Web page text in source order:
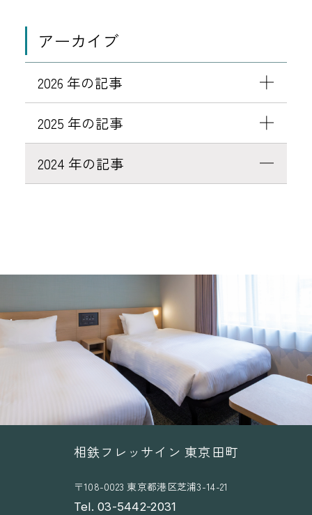
アーカイブ
2026 年の記事
2025 年の記事
2024 年の記事
相鉄フレッサイン 東京田町
〒108-0023 東京都港区芝浦3-14-21
Tel. 03-5442-2031